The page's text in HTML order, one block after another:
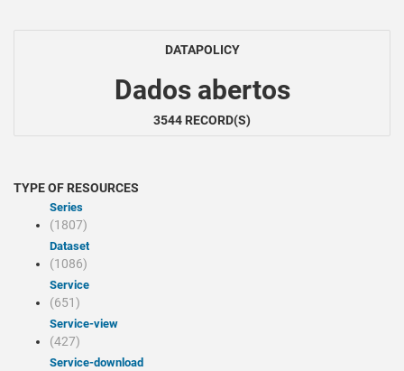
DATAPOLICY
Dados abertos
3544 RECORD(S)
TYPE OF RESOURCES
Series
(1807)
Dataset
(1086)
Service
(651)
service-view
(427)
service-download